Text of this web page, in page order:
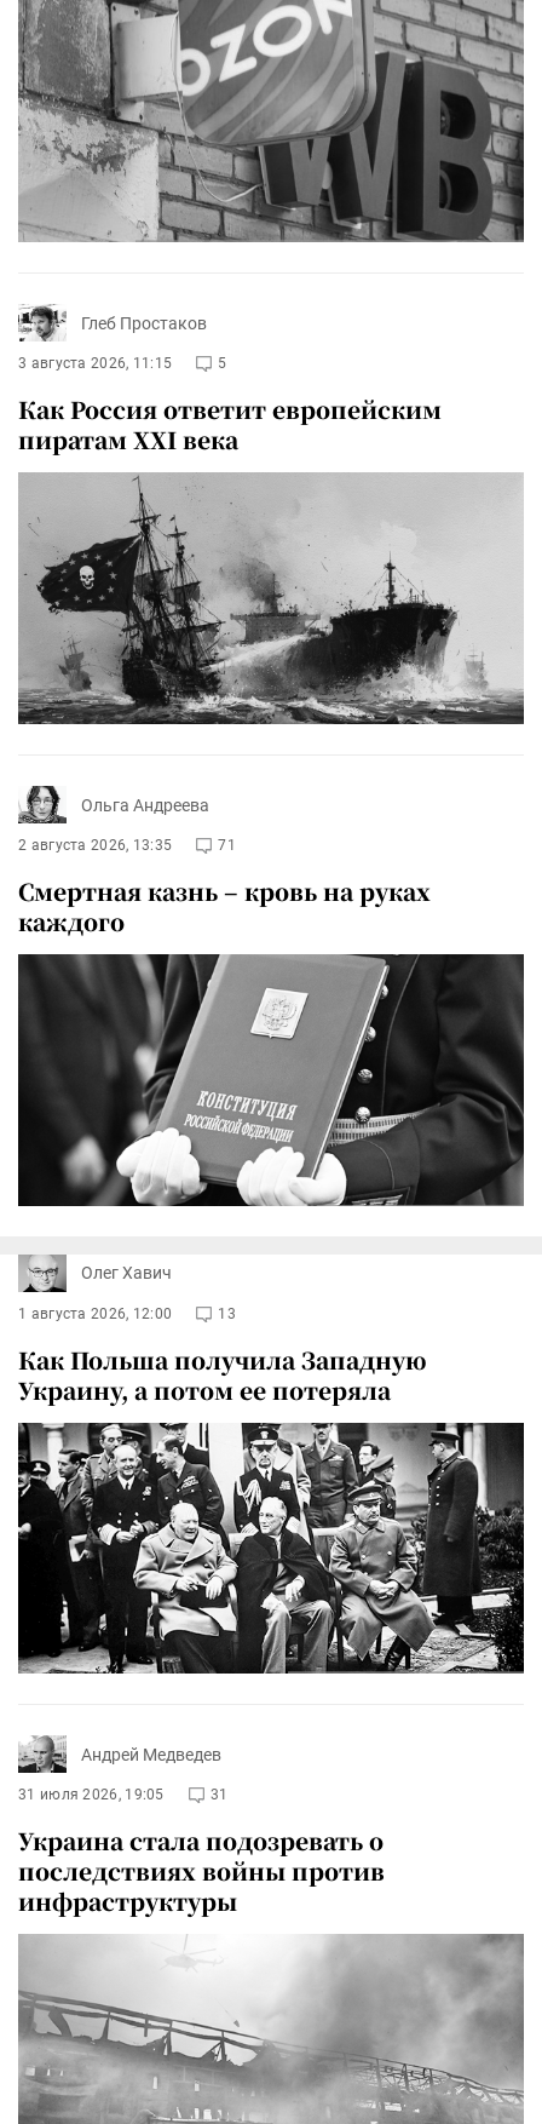
Глеб Простаков
3 августа 2026, 11:15 5
Как Россия ответит европейским
пиратам XXI века
Ольга Андреева
2 августа 2026, 13:35 71
Смертная казнь – кровь на руках
каждого
Олег Хавич
1 августа 2026, 12:00 13
Как Польша получила Западную
Украину, а потом ее потеряла
Андрей Медведев
31 июля 2026, 19:05 31
Украина стала подозревать о
последствиях войны против
инфраструктуры